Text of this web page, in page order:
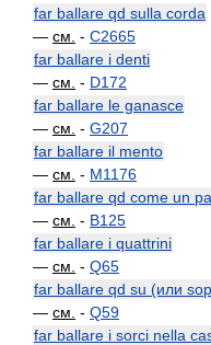
far ballare qd sulla corda
— см. - C2665
far ballare i denti
— см. - D172
far ballare le ganasce
— см. - G207
far ballare il mento
— см. - M1176
far ballare qd come un
— см. - B125
far ballare i quattrini
— см. - Q65
far ballare qd su (или
— см. - Q59
far ballare i sorci nella